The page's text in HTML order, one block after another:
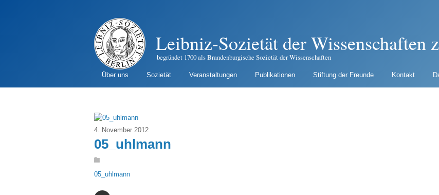
Leibniz-Sozietät der Wissenschaften
begründet 1700 als Brandenburgische Sozietät der Wissenschaften
Über uns Sozietät Veranstaltungen Publikationen Stiftung der Freunde Kontakt
4. November 2012
05_uhlmann
05_uhlmann